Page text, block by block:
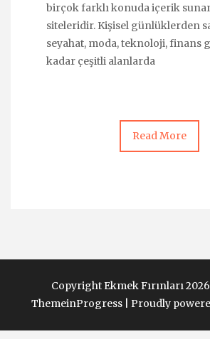
birçok farklı konuda içerik
siteleridir. Kişisel günlüklerden
seyahat, moda, teknoloji, finans
kadar çeşitli alanlarda
Read More
Copyright Ekmek Fırınları 2026
ThemeinProgress| Proudly